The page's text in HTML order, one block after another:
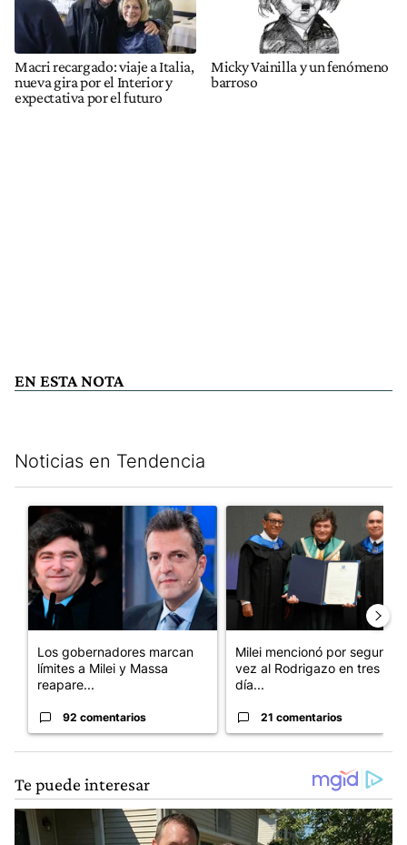
Macri recargado: viaje a Italia,
nueva gira por el Interior y
expectativa por el futuro
Micky Vainilla y un fenómeno
barroso
EN ESTA NOTA
Noticias en Tendencia
Un artículo de tendencia con el título "Los gobernadores
Los gobernadores marcan
límites a Milei y Massa
reapare...
92 comentarios
Un artículo de tendencia
Milei mencionó por segunda
vez al Rodrigazo en tres
día...
21 comentarios